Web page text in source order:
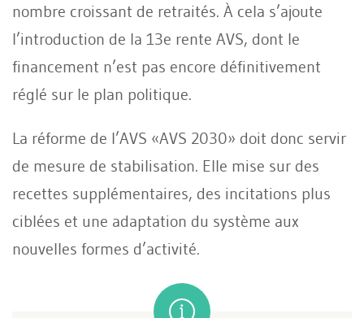
nombre croissant de retraités. À cela s’ajoute
l’introduction de la 13e rente AVS, dont le
financement n’est pas encore définitivement
réglé sur le plan politique.
La réforme de l’AVS «AVS 2030» doit donc servir
de mesure de stabilisation. Elle mise sur des
recettes supplémentaires, des incitations plus
ciblées et une adaptation du système aux
nouvelles formes d’activité.